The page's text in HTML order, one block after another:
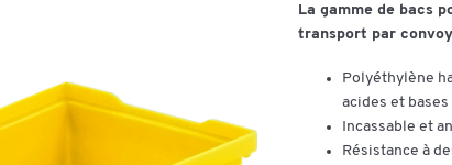
La gamme de bacs
transport par
Polyéthylène
acides et bases
Incassable et
Résistance à